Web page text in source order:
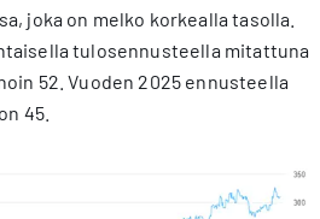
joka on melko korkealla tasolla.
tulosennusteella mitattuna
52. Vuoden 2025 ennusteella
45.